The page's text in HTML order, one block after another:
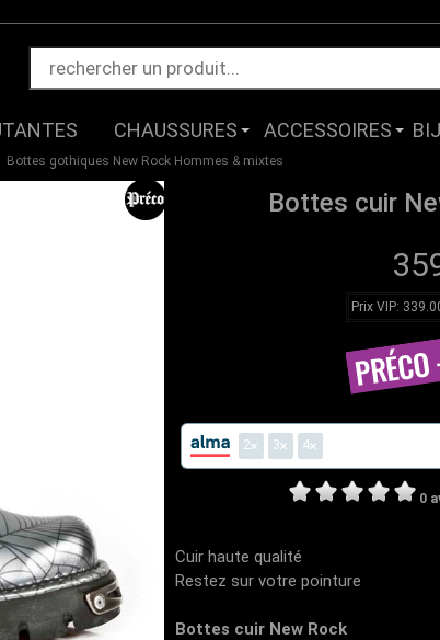
CHAUSSURES ACCESSOIRES
Bottes gothiques New Rock Hommes & mixtes
Bottes cuir
Prix VIP:
2 3 4
0
Cuir haute qualité
Restez sur votre pointure
Bottes cuir New Rock